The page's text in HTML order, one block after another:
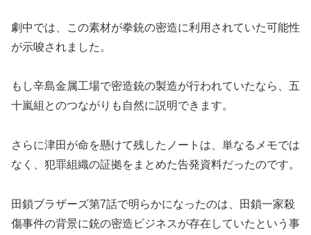
劇中では、この素材が拳銃の密造に利用されていた可能性
が示唆されました。
もし辛島金属工場で密造銃の製造が行われていたなら、五
十嵐組とのつながりも自然に説明できます。
さらに津田が命を懸けて残したノートは、単なるメモでは
なく、犯罪組織の証拠をまとめた告発資料だったのです。
田鎖ブラザーズ第7話で明らかになったのは、田鎖一家殺
傷事件の背景に銃の密造ビジネスが存在していたという事